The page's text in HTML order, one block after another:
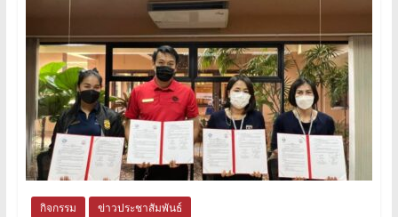
กิจกรรม ข่าวประชาสัมพันธ์